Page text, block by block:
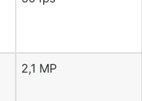
2,1 MP